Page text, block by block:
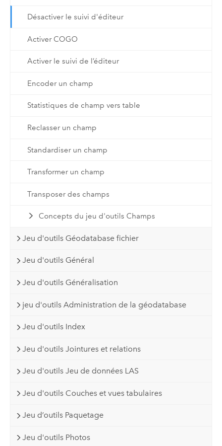
Désactiver le suivi d'éditeur
Activer COGO
Activer le suivi de l’éditeur
Encoder un champ
Statistiques de champ vers table
Reclasser un champ
Standardiser un champ
Transformer un champ
Transposer des champs
Concepts du jeu d'outils Champs
Jeu d'outils Géodatabase fichier
Jeu d'outils Général
Jeu d'outils Généralisation
jeu d'outils Administration de la géodatabase
Jeu d'outils Index
Jeu d'outils Jointures et relations
Jeu d'outils Jeu de données LAS
Jeu d'outils Couches et vues tabulaires
Jeu d’outils Paquetage
Jeu d'outils Photos